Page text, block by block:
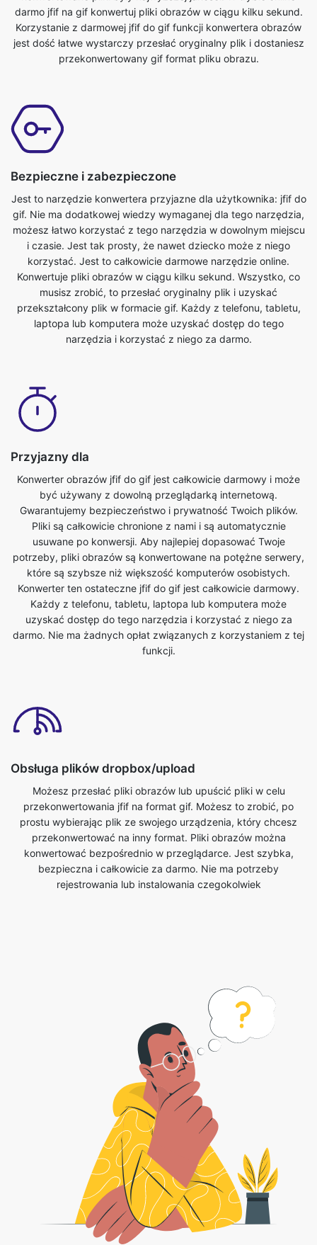
Bezpieczne i zabezpieczone
Jest to narzędzie konwertera przyjazne dla użytkownika: jfif do
gif. Nie ma dodatkowej wiedzy wymaganej dla tego narzędzia,
i czasie. Jest tak prosty, że nawet dziecko może z niego
korzystać. Jest to całkowicie darmowe narzędzie online.
Konwertuje pliki obrazów w ciągu kilku sekund. Wszystko, co
musisz zrobić, to przesłać oryginalny plik i uzyskać
przekształcony plik w formacie gif. Każdy z telefonu, tabletu,
laptopa lub komputera może uzyskać dostęp do tego
narzędzia i korzystać z niego za darmo.
Przyjazny dla
Konwerter obrazów jfif do gif jest całkowicie darmowy i może
być używany z dowolną przeglądarką internetową.
Pliki są całkowicie chronione z nami i są automatycznie
usuwane po konwersji. Aby najlepiej dopasować Twoje
potrzeby, pliki obrazów są konwertowane na potężne serwery,
które są szybsze niż większość komputerów osobistych.
Konwerter ten ostateczne jfif do gif jest całkowicie darmowy.
Każdy z telefonu, tabletu, laptopa lub komputera może
uzyskać dostęp do tego narzędzia i korzystać z niego za
darmo. Nie ma żadnych opłat związanych z korzystaniem z tej
funkcji.
Obsługa plików dropbox/upload
Możesz przesłać pliki obrazów lub upuścić pliki w celu
prostu wybierając plik ze swojego urządzenia, który chcesz
przekonwertować na inny format. Pliki obrazów można
konwertować bezpośrednio w przeglądarce. Jest szybka,
bezpieczna i całkowicie za darmo. Nie ma potrzeby
rejestrowania lub instalowania czegokolwiek